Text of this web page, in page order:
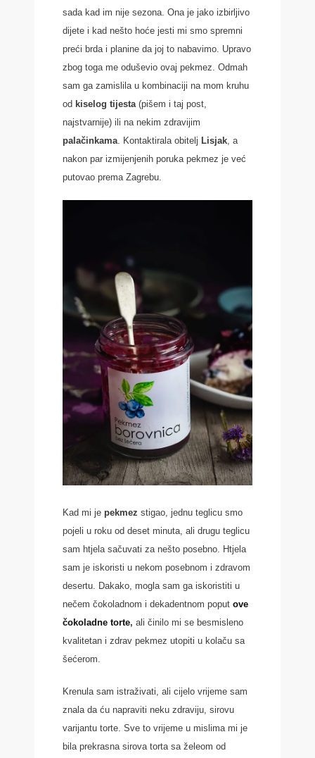
sada kad im nije sezona. Ona je jako izbirljivo
dijete i kad nešto hoće jesti mi smo spremni
preći brda i planine da joj to nabavimo. Upravo
zbog toga me oduševio ovaj pekmez. Odmah
sam ga zamislila u kombinaciji na mom kruhu
od kiselog tijesta (pišem i taj post,
najstvarnije) ili na nekim zdravijim
palačinkama . Kontaktirala obitelj Lisjak , a
nakon par izmijenjenih poruka pekmez je već
putovao prema Zagrebu.
Kad mi je pekmez stigao, jednu teglicu smo
pojeli u roku od deset minuta, ali drugu teglicu
sam htjela sačuvati za nešto posebno. Htjela
sam je iskoristi u nekom posebnom i zdravom
desertu. Dakako, mogla sam ga iskoristiti u
nečem čokoladnom i dekadentnom poput ove
čokoladne torte, ali činilo mi se besmisleno
kvalitetan i zdrav pekmez utopiti u kolaču sa
šećerom.
Krenula sam istraživati, ali cijelo vrijeme sam
znala da ću napraviti neku zdraviju, sirovu
varijantu torte. Sve to vrijeme u mislima mi je
bila prekrasna sirova torta sa želeom od